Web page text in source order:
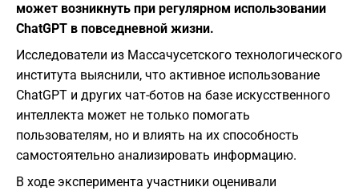
может возникнуть при регулярном использовании
ChatGPT в повседневной жизни.
Исследователи из Массачусетского технологического
института выяснили, что активное использование
ChatGPT и других чат-ботов на базе искусственного
интеллекта может не только помогать
пользователям, но и влиять на их способность
самостоятельно анализировать информацию.
В ходе эксперимента участники оценивали